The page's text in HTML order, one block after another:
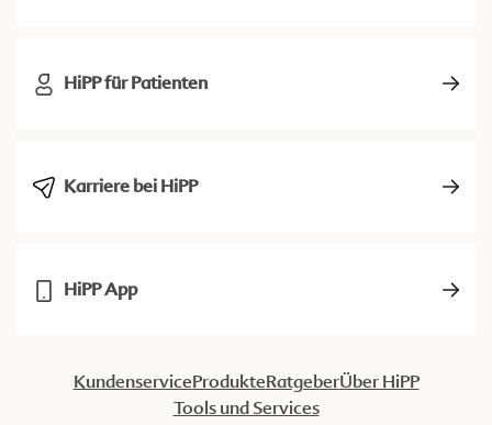
HiPP für Patienten
Karriere bei HiPP
HiPP App
KundenserviceProdukteRatgeberÜber HiPP
Tools und Services